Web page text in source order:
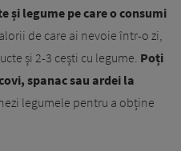
și legume pe care o consumi
de care ai nevoie într-o zi,
și 2-3 cești cu legume. Poți
spanac sau ardei la
legumele pentru a obține